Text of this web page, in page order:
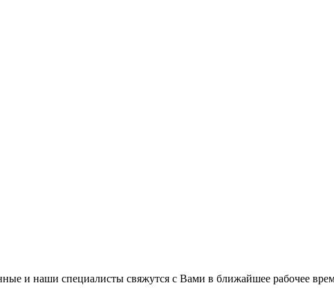
и наши специалисты свяжутся с Вами в ближайшее рабочее